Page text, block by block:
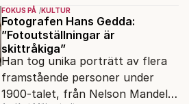
FOKUS PÅ KULTUR
Fotografen Hans Gedda:
”Fotoutställningar är
skittråkiga”
Han tog unika porträtt av flera
framstående personer under
1900-talet, från Nelson Mandela